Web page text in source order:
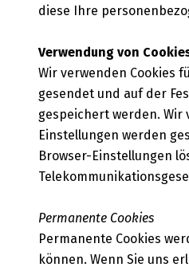
diese Ihre
Verwendung von
Wir verwenden Cookies
gesendet und auf der
gespeichert werden. Wir
Einstellungen werden
Browser-Einstellungen
Permanente Cookies
Permanente Cookies
können. Wenn Sie uns